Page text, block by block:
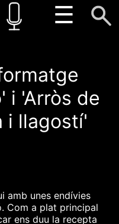
☰
i 'Arròs de
i llagostí'
amb unes endívies
Com a plat principal
ens duu la recepta